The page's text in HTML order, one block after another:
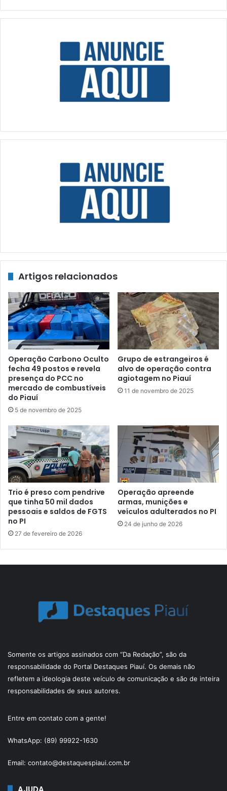
Artigos relacionados
Operação Carbono Oculto
fecha 49 postos e revela
presença do PCC no
mercado de combustíveis
do Piauí
5 de novembro de 2025
Grupo de estrangeiros é
alvo de operação contra
agiotagem no Piauí
11 de novembro de 2025
Trio é preso com pendrive
que tinha 50 mil dados
pessoais e saldos de FGTS
no PI
27 de fevereiro de 2026
Operação apreende
armas, munições e
veículos adulterados no PI
24 de junho de 2026
Somente os artigos assinados com “Da Redação”, são da
responsabilidade do Portal Destaques Piauí. Os demais não
refletem a ideologia deste veículo de comunicação e são de inteira
responsabilidades de seus autores.
Entre em contato com a gente!
WhatsApp: (89) 99922-1630
Email: contato@destaquespiaui.com.br